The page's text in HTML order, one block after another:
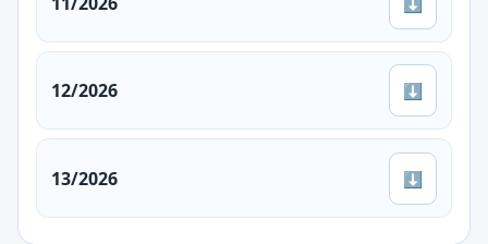
12/2026 ⬇
13/2026 ⬇